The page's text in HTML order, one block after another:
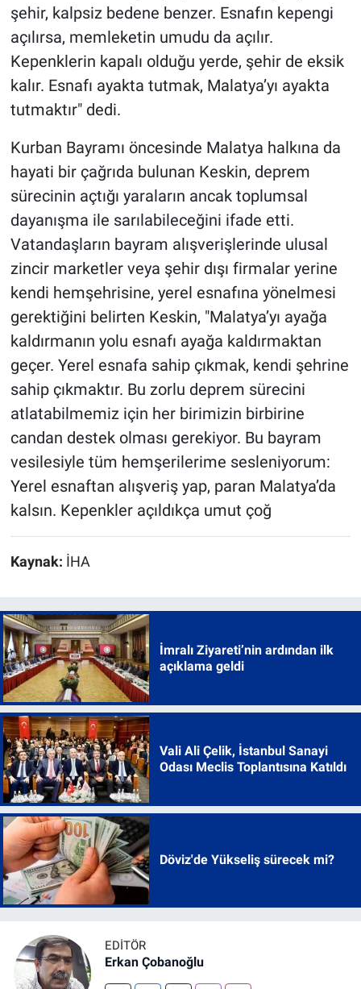
şehir, kalpsiz bedene benzer. Esnafın kepengi
açılırsa, memleketin umudu da açılır.
Kepenklerin kapalı olduğu yerde, şehir de eksik
kalır. Esnafı ayakta tutmak, Malatya’yı ayakta
tutmaktır" dedi.
Kurban Bayramı öncesinde Malatya halkına da
hayati bir çağrıda bulunan Keskin, deprem
sürecinin açtığı yaraların ancak toplumsal
dayanışma ile sarılabileceğini ifade etti.
Vatandaşların bayram alışverişlerinde ulusal
zincir marketler veya şehir dışı firmalar yerine
kendi hemşehrisine, yerel esnafına yönelmesi
gerektiğini belirten Keskin, "Malatya’yı ayağa
kaldırmanın yolu esnafı ayağa kaldırmaktan
geçer. Yerel esnafa sahip çıkmak, kendi şehrine
sahip çıkmaktır. Bu zorlu deprem sürecini
atlatabilmemiz için her birimizin birbirine
candan destek olması gerekiyor. Bu bayram
vesilesiyle tüm hemşerilerime sesleniyorum:
Yerel esnaftan alışveriş yap, paran Malatya’da
kalsın. Kepenkler açıldıkça umut çoğ
Kaynak: İHA
İmralı Ziyareti’nin ardından ilk
açıklama geldi
Vali Ali Çelik, İstanbul Sanayi
Odası Meclis Toplantısına Katıldı
Döviz'de Yükseliş sürecek mi?
EDITÖR
Erkan Çobanoğlu